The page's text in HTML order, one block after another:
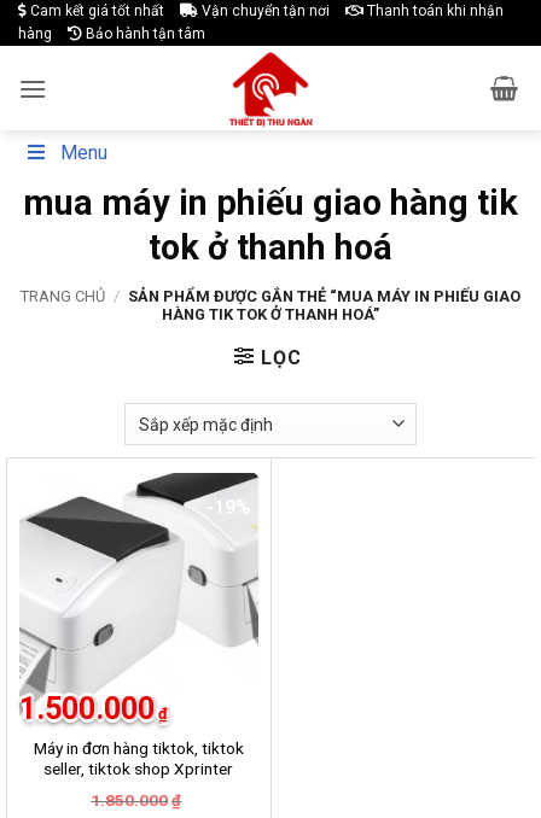
Skip
to
Cam kết giá tốt nhất Vận chuyển tận nơi
Thanh toán khi nhận
hàng
Bảo hành tận tâm
Menu
mua máy in phiếu giao hàng tik
tok ở thanh hoá
TRANG CHỦ / SẢN PHẨM ĐƯỢC GẮN THẺ “MUA MÁY IN PHIẾU GIAO
HÀNG TIK TOK Ở THANH HOÁ”
LỌC
-19%
Máy in đơn hàng tiktok, tiktok
seller, tiktok shop Xprinter
1.850.000 ₫
1.500.000 ₫